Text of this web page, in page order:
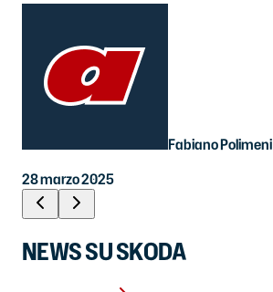
Fabiano Polimeni
28 marzo 2025
NEWS SU SKODA